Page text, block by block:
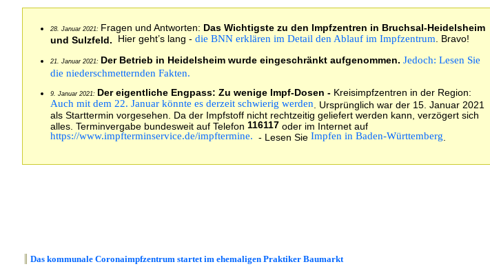
28. Januar 2021: Fragen und Antworten: Das Wichtigste zu den Impfzentren in Bruchsal-Heidelsheim
und Sulzfeld. Hier geht’s lang - die BNN erklären im Detail den Ablauf im Impfzentrum . Bravo!
21. Januar 2021: Der Betrieb in Heidelsheim wurde eingeschränkt aufgenommen. Jedoch: Lesen Sie
die niederschmetternden Fakten.
9. Januar 2021: Der eigentliche Engpass: Zu wenige Impf-Dosen - Kreisimpfzentren in der Region:
Auch mit dem 22. Januar könnte es derzeit schwierig werden . Ursprünglich war der 15. Januar 2021
als Starttermin vorgesehen. Da der Impfstoff nicht rechtzeitig geliefert werden kann, verzögert sich
alles. Terminvergabe bundesweit auf Telefon 116117 oder im Internet auf
https://www.impfterminservice.de/impftermine. - Lesen Sie Impfen in Baden-Württemberg
Das kommunale Coronaimpfzentrum startet im ehemaligen Praktiker Baumarkt